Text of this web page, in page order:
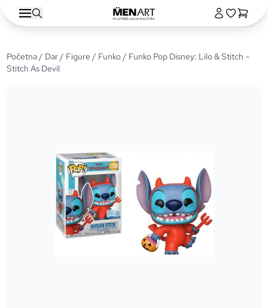
Početna/ Dar/ Figure / Funko/ Funko Pop Disney: Lilo & Stitch –
Stitch As Devil